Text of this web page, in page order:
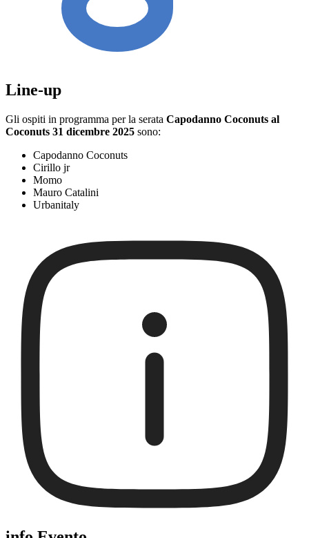
Line-up
Gli ospiti in programma per la serata Capodanno Coconuts al
Coconuts 31 dicembre 2025 sono:
Capodanno Coconuts
Cirillo jr
Momo
Mauro Catalini
Urbanitaly